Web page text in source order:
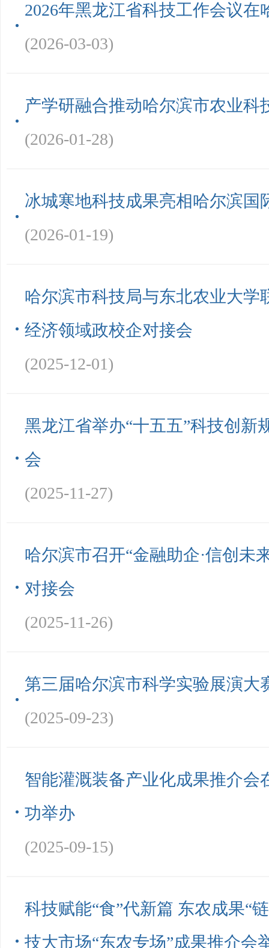
2026年黑龙江省科技工作会议在
(2026-03-03)
产学研融合推动哈尔滨市农业科
(2026-01-28)
冰城寒地科技成果亮相哈尔滨国
(2026-01-19)
哈尔滨市科技局与东北农业大学
经济领域政校企对接会
(2025-12-01)
黑龙江省举办“十五五”科技创新
会
(2025-11-27)
哈尔滨市召开“金融助企·信创未
对接会
(2025-11-26)
第三届哈尔滨市科学实验展演大
(2025-09-23)
智能灌溉装备产业化成果推介会
功举办
(2025-09-15)
科技赋能“食”代新篇 东农成果
技大市场“东农专场”成果推介会